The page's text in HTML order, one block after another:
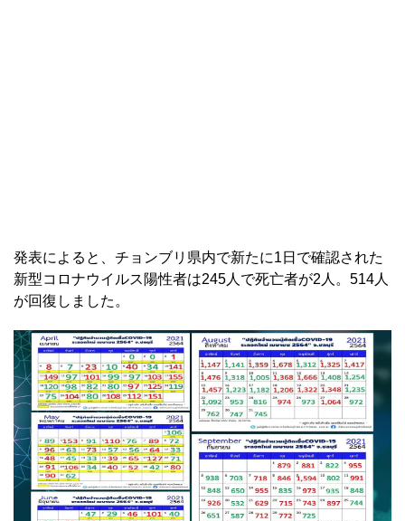
発表によると、チョンブリ県内で新たに1日で確認された
新型コロナウイルス陽性者は245人で死亡者が2人。514人
が回復しました。